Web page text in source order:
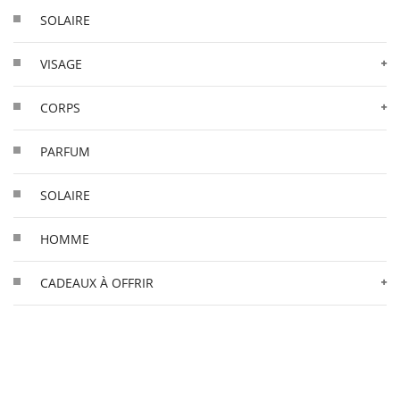
SOLAIRE
VISAGE
CORPS
PARFUM
SOLAIRE
HOMME
CADEAUX À OFFRIR